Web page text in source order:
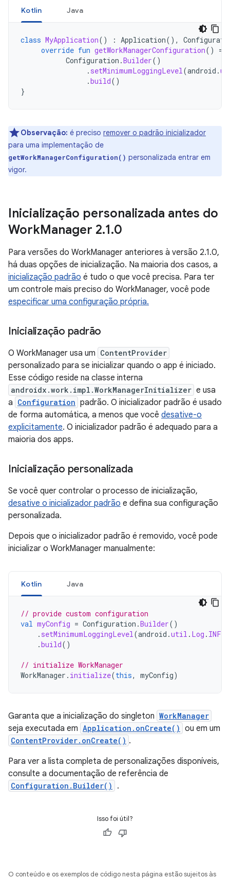
Kotlin Java
class MyApplication() : Application(),
override fun getWorkManagerConfiguration()
=
Configuration .Builder()
. setMinimumLoggingLevel(android .
.build()
}
Observação: é preciso remover o padrão inicializador
para uma implementação de
getWorkManagerConfiguration() personalizada entrar em
vigor.
Inicialização personalizada antes do
WorkManager 2.1.0
Para versões do WorkManager anteriores à versão 2.1.0,
há duas opções de inicialização. Na maioria dos casos, a
inicialização padrão é tudo o que você precisa. Para ter
um controle mais preciso do WorkManager, você pode
especificar uma configuração própria.
Inicialização padrão
O WorkManager usa um ContentProvider
personalizado para se inicializar quando o app é iniciado.
Esse código reside na classe interna
androidx.work.impl.WorkManagerInitializer e usa
a Configuration padrão. O inicializador padrão é usado
de forma automática, a menos que você desative-o
explicitamente. O inicializador padrão é adequado para a
maioria dos apps.
Inicialização personalizada
Se você quer controlar o processo de inicialização,
desative o inicializador padrão e defina sua configuração
personalizada.
Depois que o inicializador padrão é removido, você pode
inicializar o WorkManager manualmente:
Kotlin Java
// provide custom configuration
val myConfig = Configuration .Builder()
. setMinimumLoggingLevel(android .util . Log . INFO
.build()
// initialize WorkManager
WorkManager . initialize(this, myConfig)
Garanta que a inicialização do singleton WorkManager
seja executada em Application.onCreate() ou em um
ContentProvider.onCreate() .
Para ver a lista completa de personalizações disponíveis,
consulte a documentação de referência de
Configuration.Builder() .
Isso foi útil?
O conteúdo e os exemplos de código nesta página estão sujeitos às